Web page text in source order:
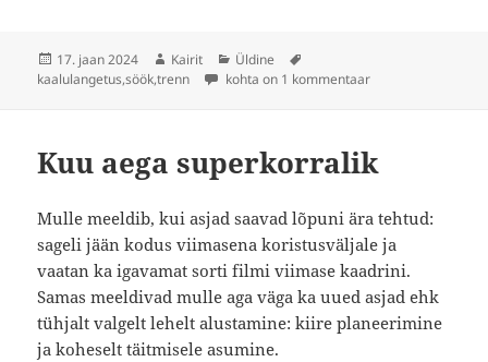
Postitatud
17. jaan 2024 Autor
Kairit Rubriigid
Üldine
kaalulangetus,söök,trenn TERVIS 49: väike paus
kohta on 1 kommentaar
Kuu aega superkorralik
Mulle meeldib, kui asjad saavad lõpuni ära tehtud:
sageli jään kodus viimasena koristusväljale ja
vaatan ka igavamat sorti filmi viimase kaadrini.
Samas meeldivad mulle aga väga ka uued asjad ehk
tühjalt valgelt lehelt alustamine: kiire planeerimine
ja koheselt täitmisele asumine.